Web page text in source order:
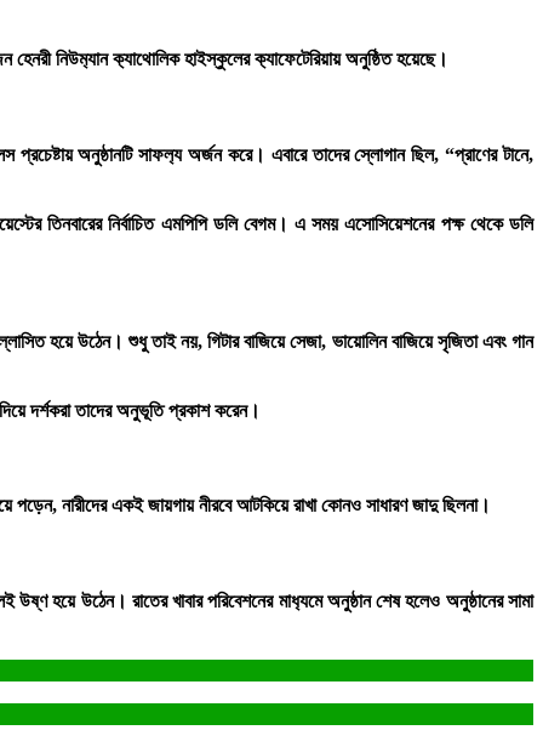
নিউম‍্যান ক‍্যাথোলিক হাইস্কুলের ক‍্যাফেটেরিয়ায় অনুষ্ঠিত হয়েছে।
অনুষ্ঠানটি সাফল‍্য অর্জন করে। এবারে তাদের স্লোগান ছিল, “প্রাণের টানে,
তিনবারের নির্বাচিত এমপিপি ডলি বেগম। এ সময় এসোসিয়েশনের পক্ষ থেকে ডলি
হয়ে উঠেন। শুধু তাই নয়, গিটার বাজিয়ে সেজা, ভায়োলিন বাজিয়ে সৃজিতা এবং গান
দর্শকরা তাদের ‌অনুভূতি প্রকাশ করেন।
নারীদের একই জায়গায় নীরবে আটকিয়ে রাখা কোনও সাধারণ জাদু ছিলনা।
হয়ে উঠেন। রাতের খাবার পরিবেশনের মাধ‍্যমে অনুষ্ঠান শেষ হলেও অনুষ্ঠানের সামা